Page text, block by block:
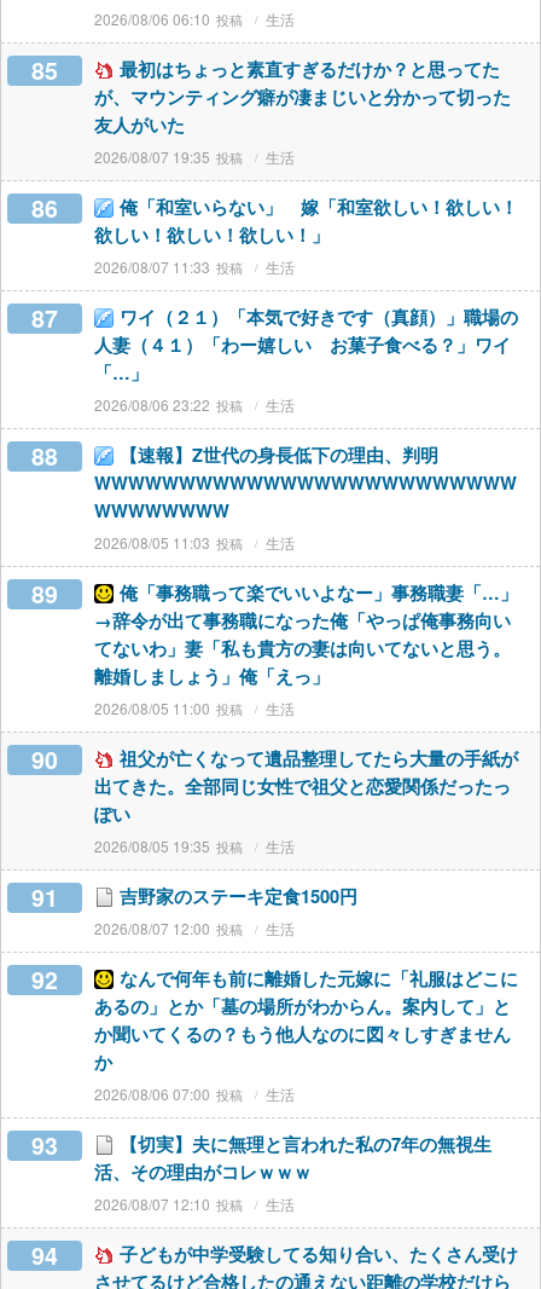
2026/08/06 06:10 生活
85
最初はちょっと素直すぎるだけか？と思ってた
が、マウンティング癖が凄まじいと分かって切った
友人がいた
2026/08/07 19:35 生活
86
俺「和室いらない」 嫁「和室欲しい！欲しい！
欲しい！欲しい！欲しい！」
2026/08/07 11:33 生活
87
ワイ（２１）「本気で好きです（真顔）」職場の
人妻（４１）「わー嬉しい お菓子食べる？」ワイ
「…」
2026/08/06 23:22 生活
88
【速報】Z世代の身長低下の理由、判明
WWWWWWWWWWWWWWWWWWWWWWWWW
WWWWWWWW
2026/08/05 11:03 生活
89
俺「事務職って楽でいいよなー」事務職妻「…」
→辞令が出て事務職になった俺「やっぱ俺事務向い
てないわ」妻「私も貴方の妻は向いてないと思う。
離婚しましょう」俺「えっ」
2026/08/05 11:00 生活
90
祖父が亡くなって遺品整理してたら大量の手紙が
出てきた。全部同じ女性で祖父と恋愛関係だったっ
ぽい
2026/08/05 19:35 生活
91 吉野家のステーキ定食1500円
2026/08/07 12:00 生活
92
なんで何年も前に離婚した元嫁に「礼服はどこに
あるの」とか「墓の場所がわからん。案内して」と
か聞いてくるの？もう他人なのに図々しすぎません
か
2026/08/06 07:00 生活
93
【切実】夫に無理と言われた私の7年の無視生
活、その理由がコレｗｗｗ
2026/08/07 12:10 生活
94
子どもが中学受験してる知り合い、たくさん受け
させてるけど合格したの通えない距離の学校だけら